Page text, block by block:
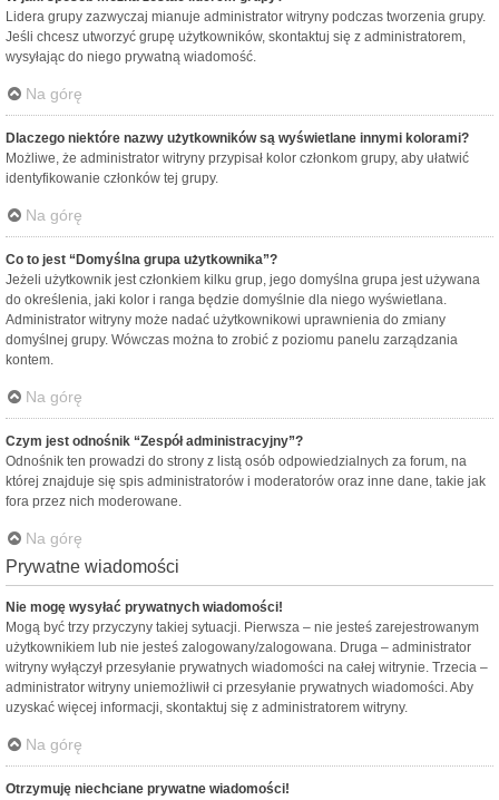
Lidera grupy zazwyczaj mianuje administrator witryny podczas tworzenia grupy.
Jeśli chcesz utworzyć grupę użytkowników, skontaktuj się z administratorem,
wysyłając do niego prywatną wiadomość.
Na górę
Dlaczego niektóre nazwy użytkowników są wyświetlane innymi kolorami?
Możliwe, że administrator witryny przypisał kolor członkom grupy, aby ułatwić
identyfikowanie członków tej grupy.
Na górę
Co to jest “Domyślna grupa użytkownika”?
Jeżeli użytkownik jest członkiem kilku grup, jego domyślna grupa jest używana
do określenia, jaki kolor i ranga będzie domyślnie dla niego wyświetlana.
Administrator witryny może nadać użytkownikowi uprawnienia do zmiany
domyślnej grupy. Wówczas można to zrobić z poziomu panelu zarządzania
kontem.
Na górę
Czym jest odnośnik “Zespół administracyjny”?
Odnośnik ten prowadzi do strony z listą osób odpowiedzialnych za forum, na
której znajduje się spis administratorów i moderatorów oraz inne dane, takie jak
fora przez nich moderowane.
Na górę
Prywatne wiadomości
Nie mogę wysyłać prywatnych wiadomości!
Mogą być trzy przyczyny takiej sytuacji. Pierwsza – nie jesteś zarejestrowanym
użytkownikiem lub nie jesteś zalogowany/zalogowana. Druga – administrator
witryny wyłączył przesyłanie prywatnych wiadomości na całej witrynie. Trzecia –
administrator witryny uniemożliwił ci przesyłanie prywatnych wiadomości. Aby
uzyskać więcej informacji, skontaktuj się z administratorem witryny.
Na górę
Otrzymuję niechciane prywatne wiadomości!